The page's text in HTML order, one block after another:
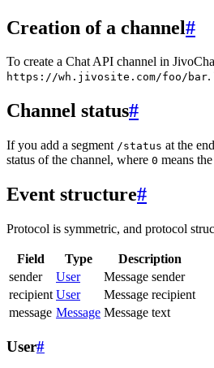
Creation of a channel#
To create a Chat API channel in
https://wh.jivosite.com/foo/bar.
Channel status#
If you add a segment /status at the
status of the channel, where 0 means
Event structure#
Protocol is symmetric, and protocol
Field Type
Description
sender
User
Message sender
recipient User
Message recipient
message Message Message text
User#